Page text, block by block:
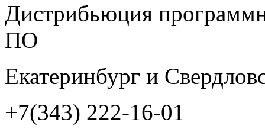
Дистрибьюция
ПО
Екатеринбург и
+7(343) 222-16-01